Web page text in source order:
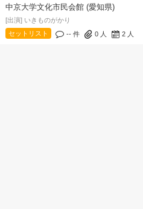
中京大学文化市民会館 (愛知県)
[出演] いきものがかり
セットリスト
-- 件 0人 2人